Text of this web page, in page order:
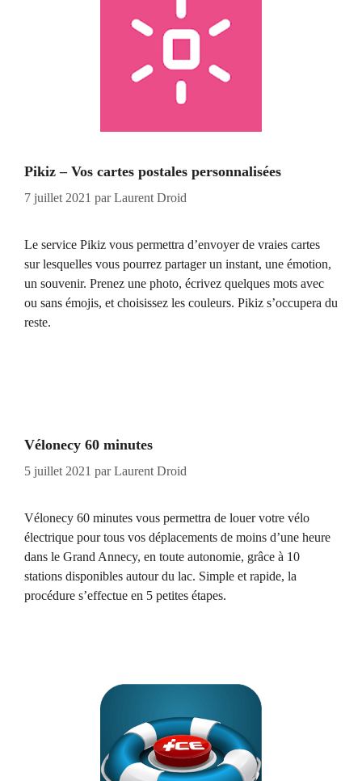
Pikiz – Vos cartes postales personnalisées
7 juillet 2021 parLaurent Droid
Le service Pikiz vous permettra d’envoyer de vraies cartes
sur lesquelles vous pourrez partager un instant, une émotion,
un souvenir. Prenez une photo, écrivez quelques mots avec
ou sans émojis, et choisissez les couleurs. Pikiz s’occupera du
reste.
Vélonecy 60 minutes
5 juillet 2021 parLaurent Droid
Vélonecy 60 minutes vous permettra de louer votre vélo
électrique pour tous vos déplacements de moins d’une heure
dans le Grand Annecy, en toute autonomie, grâce à 10
stations disponibles autour du lac. Simple et rapide, la
procédure s’effectue en 5 petites étapes.